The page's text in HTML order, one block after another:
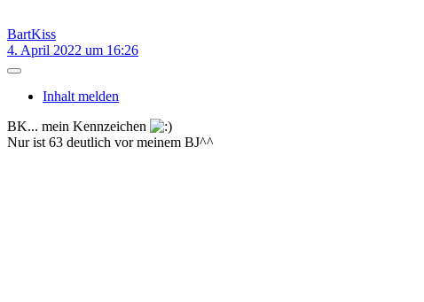
BartKiss
4. April 2022 um 16:26
Inhalt melden
BK... mein Kennzeichen
Nur ist 63 deutlich vor meinem BJ^^